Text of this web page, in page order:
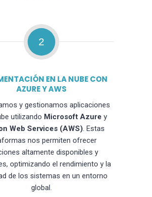
2
EN LA NUBE CON
AZURE Y AWS
y gestionamos aplicaciones
utilizando Microsoft Azure y
Web Services (AWS). Estas
nos permiten ofrecer
altamente disponibles y
optimizando el rendimiento y la
de los sistemas en un entorno
global.